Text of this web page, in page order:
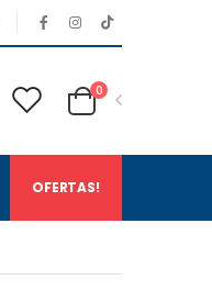
0
OFERTAS!